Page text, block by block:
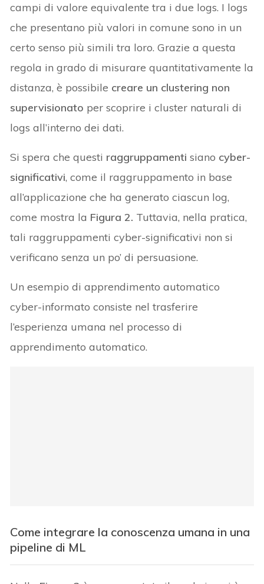
campi di valore equivalente tra i due logs. I logs
che presentano più valori in comune sono in un
certo senso più simili tra loro. Grazie a questa
regola in grado di misurare quantitativamente la
distanza, è possibile creare un clustering non
supervisionato per scoprire i cluster naturali di
logs all’interno dei dati.
Si spera che questi raggruppamentisiano cyber-
significativi, come il raggruppamento in base
all’applicazione che ha generato ciascun log,
come mostra la Figura 2. Tuttavia, nella pratica,
tali raggruppamenti cyber-significativi non si
verificano senza un po’ di persuasione.
Un esempio di apprendimento automatico
cyber-informato consiste nel trasferire
l’esperienza umana nel processo di
apprendimento automatico.
Come integrare la conoscenza umana in una
pipeline di ML